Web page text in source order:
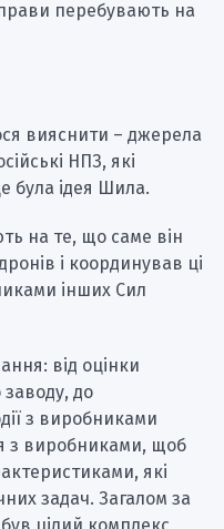
перебувають на
вияснити – джерела
НПЗ, які
була ідея Шила.
на те, що саме він
і координував ці
інших Сил
від оцінки
до
з виробниками
з виробниками, щоб
які
задач. Загалом за